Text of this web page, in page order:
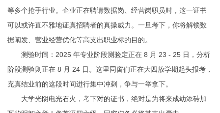
等多个抢手行业。企业正在聘请数据岗、经营岗职员时，这一证书
可以或许直不雅地证真招聘者的真操威力。一旦考下，你将解锁数
据阐发、营业经营优化等高支出职业标的目的。
测验时间：2025 年专业阶段测验定正在 8 月 23 - 25 日，分析
阶段测验则正在 8 月 24 日。这里同窗们正在大四放学期起头报考，
充真结业前的这段时间进行集中冲刺，争与一举拿下。
大学光阴电光石火，考下对的证书，绝对是为将来成幼添砖加